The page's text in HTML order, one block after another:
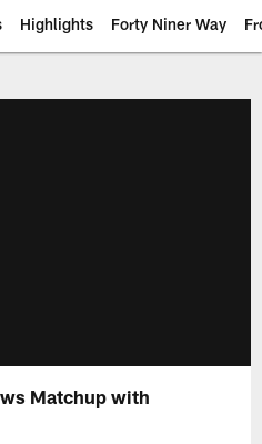
Highlights Forty Niner Way
Matchup with